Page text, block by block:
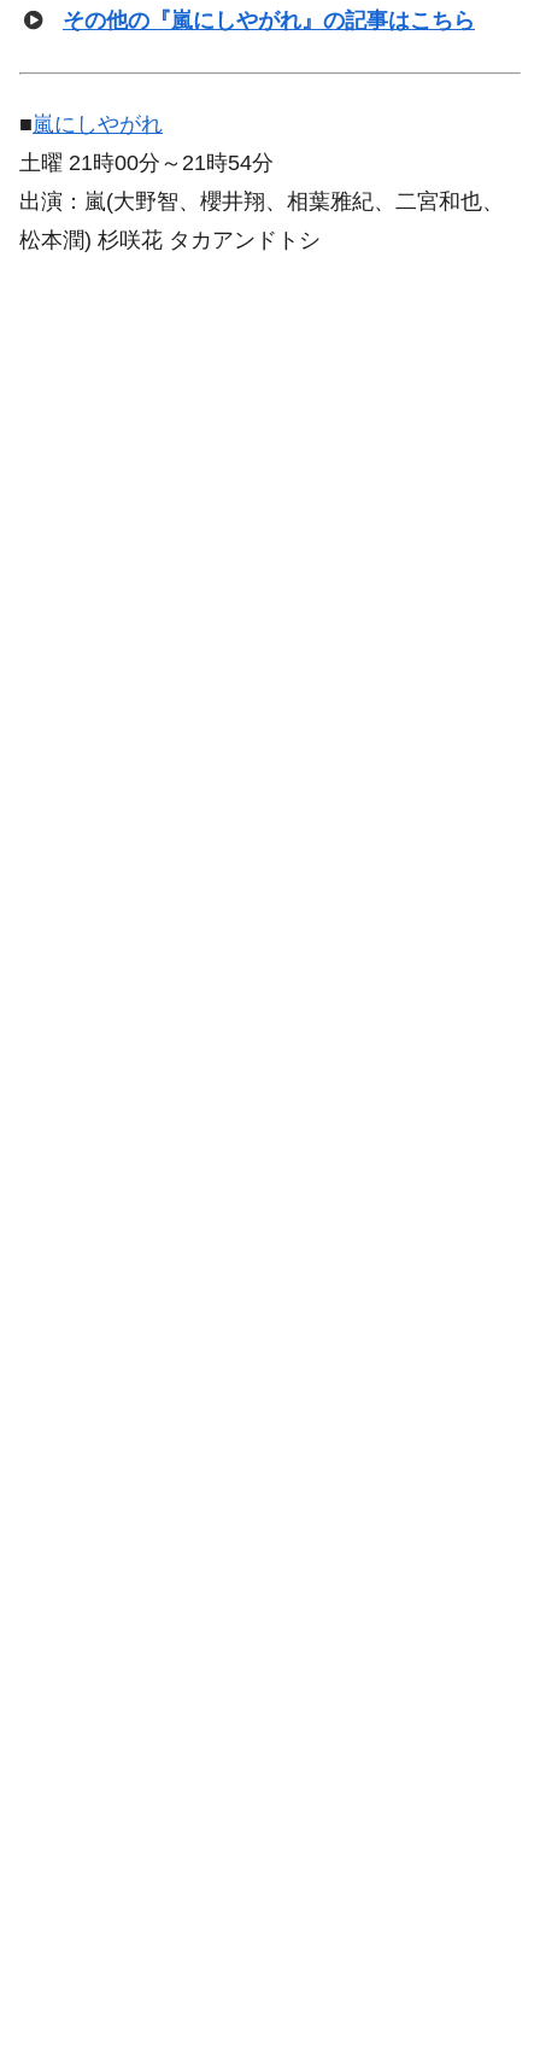
その他の『嵐にしやがれ』の記事はこちら
■嵐にしやがれ
土曜 21時00分～21時54分
出演：嵐(大野智、櫻井翔、相葉雅紀、二宮和也、
松本潤) 杉咲花 タカアンドトシ